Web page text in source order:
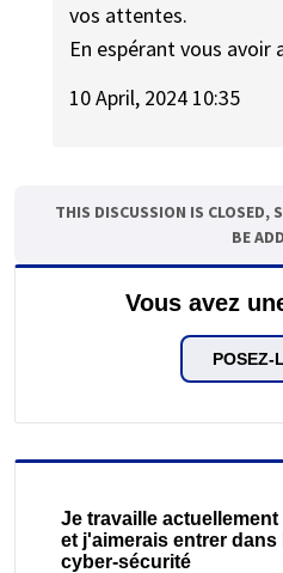
vos attentes.
En espérant vous avoir
10 April, 2024 10:35
THIS DISCUSSION IS CLOSED,
BE
Vous avez
POSEZ-
Je travaille
et j'aimerais entrer dans
cyber-sécurité